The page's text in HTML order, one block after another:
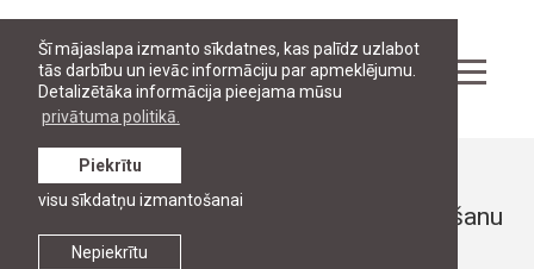
Šī mājaslapa izmanto sīkdatnes, kas palīdz uzlabot
tās darbību un ievāc informāciju par apmeklējumu.
Detalizētāka informācija pieejama mūsu
privātuma politikā.
Nepiekrītu
Piekrītu
visu sīkdatņu izmantošanai
Ziņas
RJA organizē mācības par pārrunu vadīšanu
VARAM pārstāvjiem